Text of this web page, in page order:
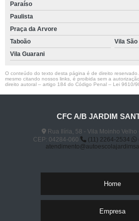
Paraíso
Paulista
Praça da Arvore
Taboão
Vila
Vila Guarani
O conteúdo do texto desta página é de direito
mesmo citando nossos links, é proibida sem a
direito autoral – artigo 184 do Código Penal – Lei 9610/
CFC A/B JARDIM
Rua Ilíria, 58 - Vila Moinho Velho
CEP: 04284-060
(11) 2264-2534
Home
Empresa